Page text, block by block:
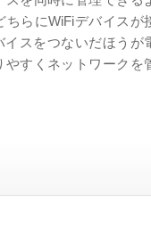
ちらにWiFiデバイスが
イスをつないだほうが
やすくネットワークを